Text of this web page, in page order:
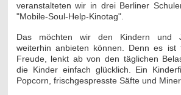
veranstalteten wir in drei Berliner
"Mobile-Soul-Help-Kinotag".
Das möchten wir den Kindern und
weiterhin anbieten können. Denn es
Freude, lenkt ab von den täglichen
die Kinder einfach glücklich. Ein
Popcorn, frischgespresste Säfte und